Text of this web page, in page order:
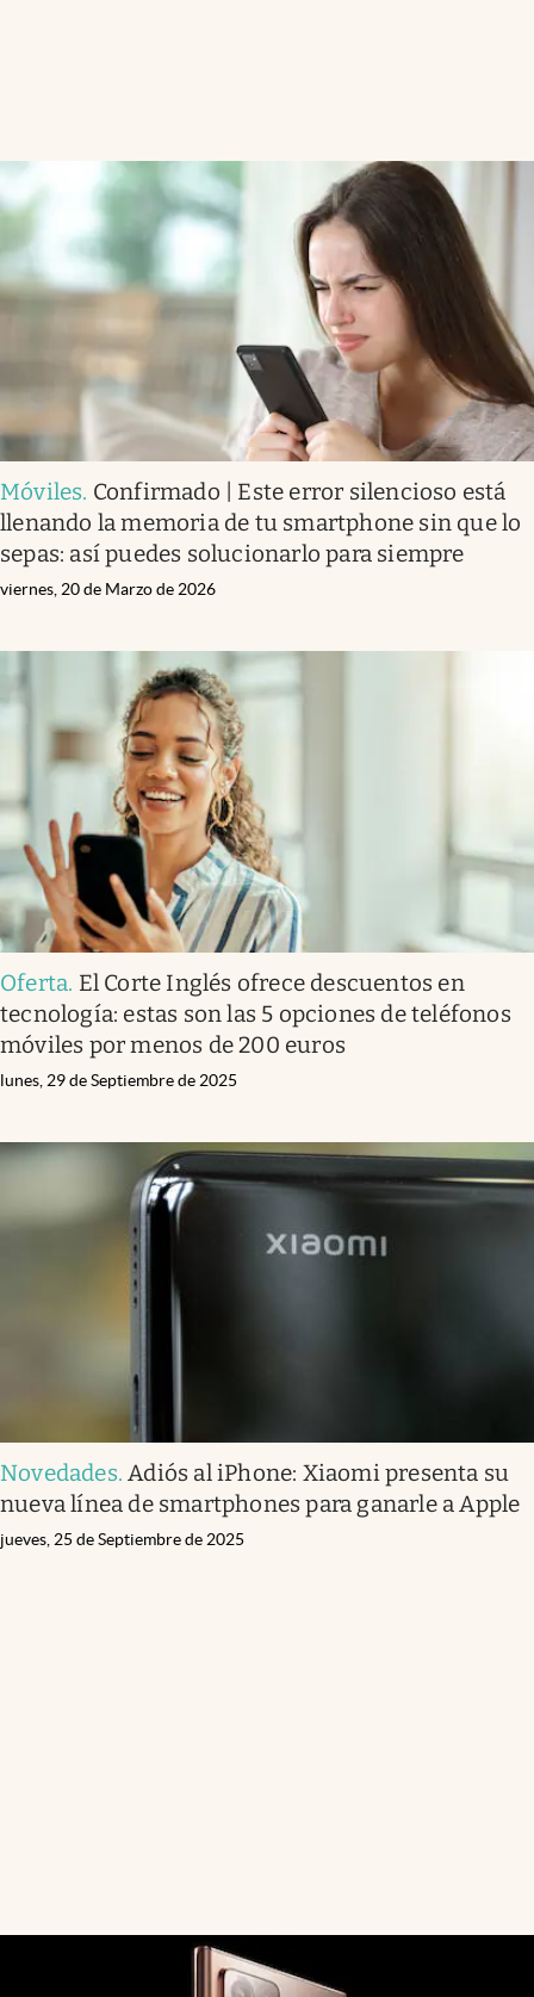
Móviles. Confirmado | Este error silencioso está
llenando la memoria de tu smartphone sin que lo
sepas: así puedes solucionarlo para siempre
viernes, 20 de Marzo de 2026
Oferta. El Corte Inglés ofrece descuentos en
tecnología: estas son las 5 opciones de teléfonos
móviles por menos de 200 euros
lunes, 29 de Septiembre de 2025
Novedades.Adiós al iPhone: Xiaomi presenta su
nueva línea de smartphones para ganarle a Apple
jueves, 25 de Septiembre de 2025